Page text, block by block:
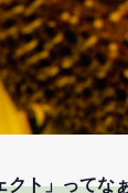
クト」ってな